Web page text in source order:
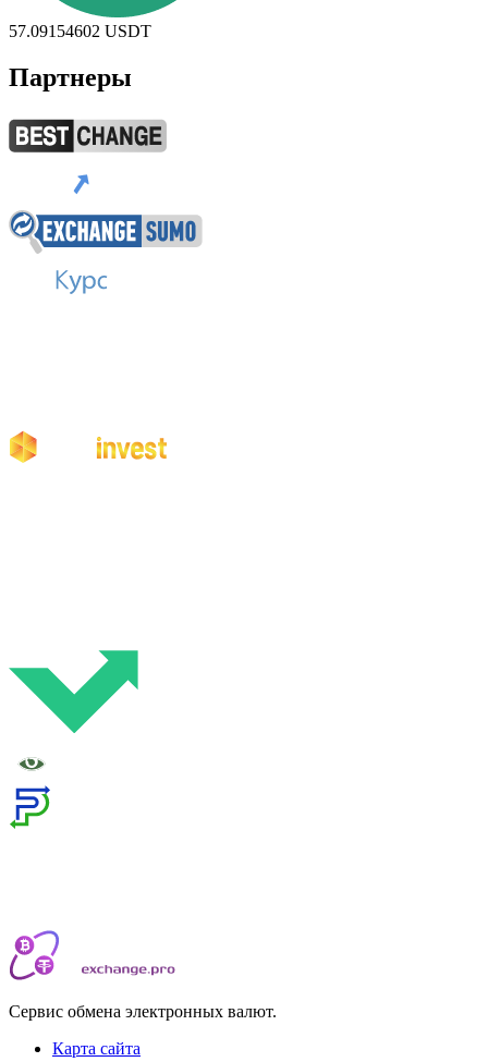
57.09154602 USDT
Партнеры
Сервис обмена электронных валют.
Карта сайта